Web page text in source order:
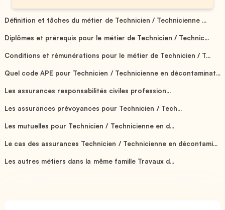
Définition et tâches du métier de Technicien / Technicienne ...
Diplômes et prérequis pour le métier de Technicien / Technic...
Conditions et rémunérations pour le métier de Technicien / T...
Quel code APE pour Technicien / Technicienne en décontaminat...
Les assurances responsabilités civiles profession...
Les assurances prévoyances pour Technicien / Tech...
Les mutuelles pour Technicien / Technicienne en d...
Le cas des assurances Technicien / Technicienne en décontami...
Les autres métiers dans la même famille Travaux d...